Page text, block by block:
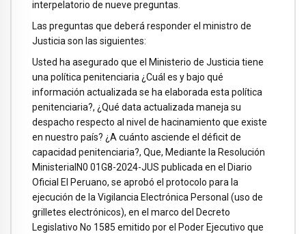
interpelatorio de nueve preguntas.
Las preguntas que deberá responder el ministro de
Justicia son las siguientes:
Usted ha asegurado que el Ministerio de Justicia tiene
una política penitenciaria ¿Cuál es y bajo qué
información actualizada se ha elaborada esta política
penitenciaria?, ¿Qué data actualizada maneja su
despacho respecto al nivel de hacinamiento que existe
en nuestro país? ¿A cuánto asciende el déficit de
capacidad penitenciaria?, Que, Mediante la Resolución
MinisterialN0 01G8-2024-JUS publicada en el Diario
Oficial El Peruano, se aprobó el protocolo para la
ejecución de la Vigilancia Electrónica Personal (uso de
grilletes electrónicos), en el marco del Decreto
Legislativo No 1585 emitido por el Poder Ejecutivo que